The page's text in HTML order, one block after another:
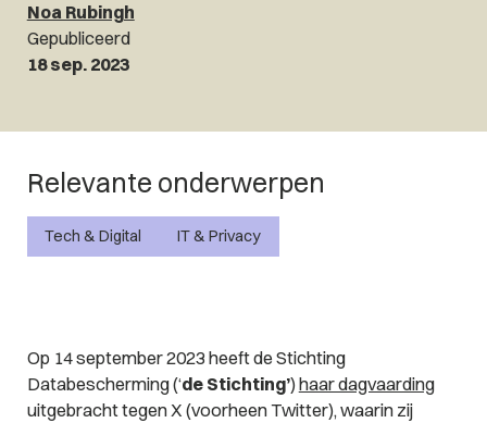
Noa Rubingh
Gepubliceerd
18 sep. 2023
Relevante onderwerpen
Tech & Digital IT & Privacy
Op 14 september 2023 heeft de Stichting
Databescherming (‘de Stichting’)haar dagvaarding
uitgebracht tegen X (voorheen Twitter), waarin zij